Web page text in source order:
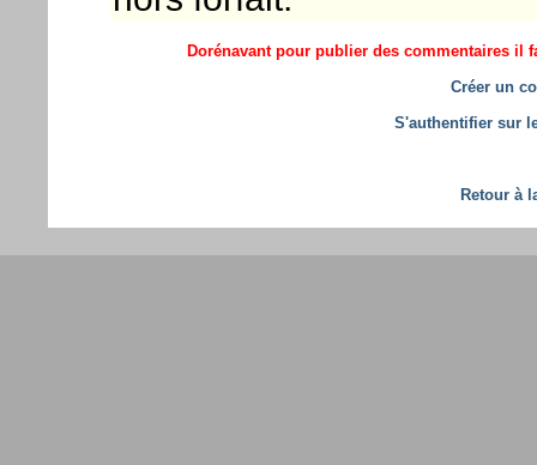
Dorénavant pour publier des commentaires il
Créer un
S'authentifier sur
Retour à